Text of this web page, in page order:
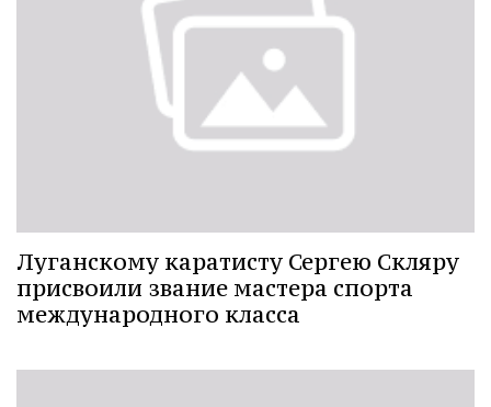
Луганскому каратисту Сергею Скляру
присвоили звание мастера спорта
международного класса